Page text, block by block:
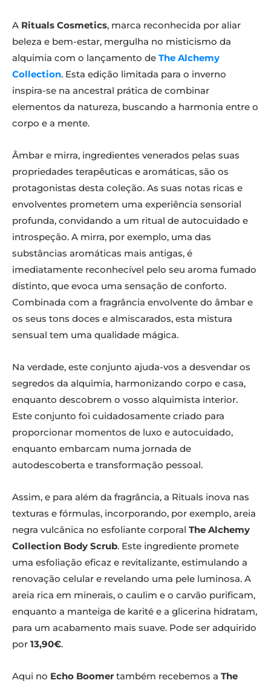
A Rituals Cosmetics, marca reconhecida por aliar
beleza e bem-estar, mergulha no misticismo da
alquimia com o lançamento de The Alchemy
Collection. Esta edição limitada para o inverno
inspira-se na ancestral prática de combinar
elementos da natureza, buscando a harmonia entre o
corpo e a mente.
Âmbar e mirra, ingredientes venerados pelas suas
propriedades terapêuticas e aromáticas, são os
protagonistas desta coleção. As suas notas ricas e
envolventes prometem uma experiência sensorial
profunda, convidando a um ritual de autocuidado e
introspeção. A mirra, por exemplo, uma das
substâncias aromáticas mais antigas, é
imediatamente reconhecível pelo seu aroma fumado
distinto, que evoca uma sensação de conforto.
Combinada com a fragrância envolvente do âmbar e
os seus tons doces e almiscarados, esta mistura
sensual tem uma qualidade mágica.
Na verdade, este conjunto ajuda-vos a desvendar os
segredos da alquimia, harmonizando corpo e casa,
enquanto descobrem o vosso alquimista interior.
Este conjunto foi cuidadosamente criado para
proporcionar momentos de luxo e autocuidado,
enquanto embarcam numa jornada de
autodescoberta e transformação pessoal.
Assim, e para além da fragrância, a Rituals inova nas
texturas e fórmulas, incorporando, por exemplo, areia
negra vulcânica no esfoliante corporal The Alchemy
Collection Body Scrub. Este ingrediente promete
uma esfoliação eficaz e revitalizante, estimulando a
renovação celular e revelando uma pele luminosa. A
areia rica em minerais, o caulim e o carvão purificam,
enquanto a manteiga de karité e a glicerina hidratam,
para um acabamento mais suave. Pode ser adquirido
por 13,90€.
Aqui no Echo Boomer também recebemos a The